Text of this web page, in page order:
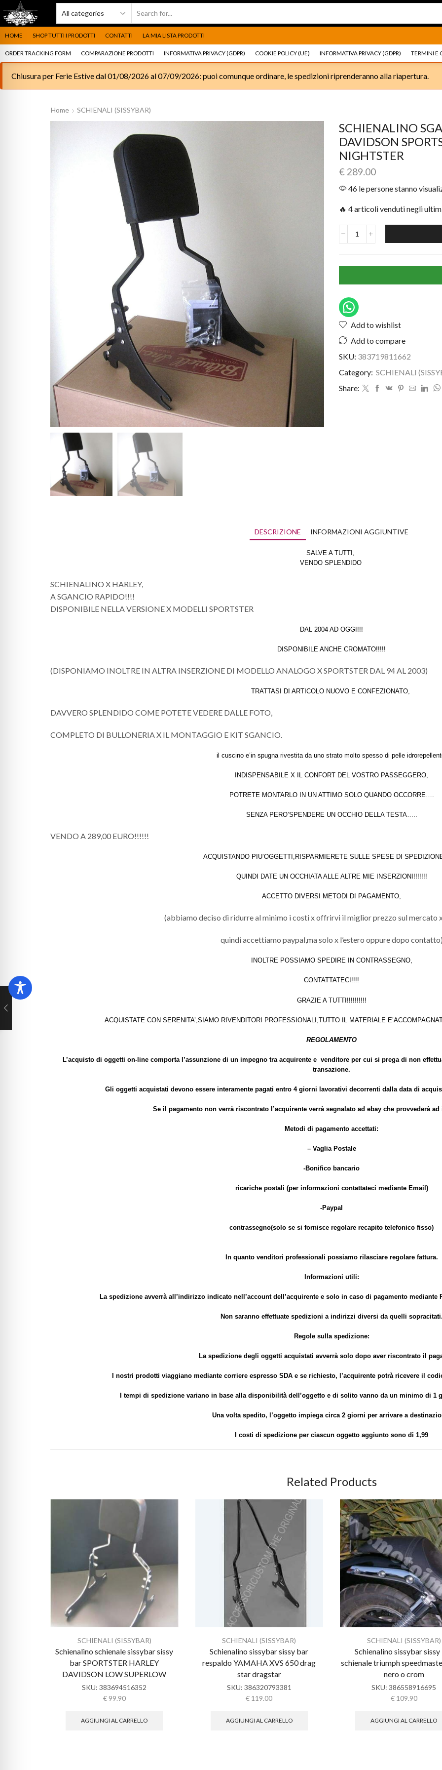
HOME SHOP TUTTI I PRODOTTI CONTATTI LA MIA LISTA PRODOTTI
ORDER TRACKING FORM COMPARAZIONE PRODOTTI INFORMATIVA PRIVACY (GDPR) COOKIE POLICY (UE) INFORMATIVA PRIVACY (GDPR) TERMINI E
Ricambi e accessori Moto Go shop Ricambi e accessori
Chiusura per Ferie Estive dal 01/08/2026 al 07/09/2026: puoi comunque ordinare, le spedizioni riprenderanno alla riapertura.
Home SCHIENALI (SISSYBAR)
SCHIENALINO
DAVIDSON
NIGHTSTER
€ 289.00
46 le persone stanno
🔥 4 articoli venduti negli
Add to wishlist
Add to compare
SKU: 383719811662
Category: SCHIENALI
Share:
DESCRIZIONE INFORMAZIONI AGGIUNTIVE
SALVE A TUTTI,
VENDO SPLENDIDO
SCHIENALINO X HARLEY,
A SGANCIO RAPIDO!!!!
DISPONIBILE NELLA VERSIONE X MODELLI SPORTSTER
DAL 2004 AD OGGI!!!
DISPONIBILE ANCHE CROMATO!!!!!
(DISPONIAMO INOLTRE IN ALTRA INSERZIONE DI MODELLO ANALOGO X SPORTSTER DAL 94 AL 2003)
TRATTASI DI ARTICOLO NUOVO E CONFEZIONATO,
DAVVERO SPLENDIDO COME POTETE VEDERE DALLE FOTO,
COMPLETO DI BULLONERIA X IL MONTAGGIO E KIT SGANCIO.
il cuscino e’in spugna rivestita da uno strato molto spesso di pelle
INDISPENSABILE X IL CONFORT DEL VOSTRO PASSEGGERO,
POTRETE MONTARLO IN UN ATTIMO SOLO QUANDO OCCORRE….
SENZA PERO’SPENDERE UN OCCHIO DELLA TESTA…..
VENDO A 289,00 EURO!!!!!!
ACQUISTANDO PIU’OGGETTI,RISPARMIERETE SULLE SPESE DI
QUINDI DATE UN OCCHIATA ALLE ALTRE MIE INSERZIONI!!!!!!!
ACCETTO DIVERSI METODI DI PAGAMENTO,
(abbiamo deciso di ridurre al minimo i costi x offrirvi il miglior prezzo sul mercato
quindi accettiamo paypal,ma solo x l’estero oppure dopo contatto)
INOLTRE POSSIAMO SPEDIRE IN CONTRASSEGNO,
CONTATTATECI!!!!
GRAZIE A TUTTI!!!!!!!!!!
ACQUISTATE CON SERENITA’,SIAMO RIVENDITORI PROFESSIONALI,TUTTO IL MATERIALE
REGOLAMENTO
L’acquisto di oggetti on-line comporta l’assunzione di un impegno tra acquirente e venditore per cui si prega di non
transazione.
Gli oggetti acquistati devono essere interamente pagati entro 4 giorni lavorativi decorrenti dalla data di
Se il pagamento non verrà riscontrato l’acquirente verrà segnalato ad ebay che provvederà
Metodi di pagamento accettati:
– Vaglia Postale
-Bonifico bancario
ricariche postali (per informazioni contattateci mediante Email)
-Paypal
contrassegno(solo se si fornisce regolare recapito telefonico fisso)
In quanto venditori professionali possiamo rilasciare regolare fattura.
Informazioni utili:
La spedizione avverrà all’indirizzo indicato nell’account dell’acquirente e solo in caso di pagamento mediante
Non saranno effettuate spedizioni a indirizzi diversi da quelli sopracitati.
Regole sulla spedizione:
La spedizione degli oggetti acquistati avverrà solo dopo aver riscontrato il
I nostri prodotti viaggiano mediante corriere espresso SDA e se richiesto, l’acquirente potrà ricevere il
I tempi di spedizione variano in base alla disponibilità dell’oggetto e di solito vanno da un minimo di 1
Una volta spedito, l’oggetto impiega circa 2 giorni per arrivare a
I costi di spedizione per ciascun oggetto aggiunto sono di 1,99
Related Products
SCHIENALI (SISSYBAR)
Schienalino schienale sissybar sissy
bar SPORTSTER HARLEY
DAVIDSON LOW SUPERLOW
SKU:383694516352
€99.90
AGGIUNGI AL CARRELLO
SCHIENALI (SISSYBAR)
Schienalino sissybar sissy bar
respaldo YAMAHA XVS 650 drag
star dragstar
SKU: 386320793381
€ 119.00
AGGIUNGI AL CARRELLO
SCHIENALI (SISSYBAR)
Schienalino sissybar
schienale triumph
nero o crom
SKU:386558916695
€109.90
AGGIUNGI AL CARRELLO